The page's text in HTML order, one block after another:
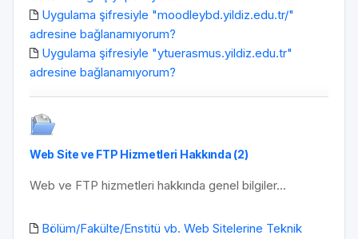
Uygulama şifresiyle "moodleybd.yildiz.edu.tr/"
adresine bağlanamıyorum?
Uygulama şifresiyle "ytuerasmus.yildiz.edu.tr"
adresine bağlanamıyorum?
Web Site ve FTP Hizmetleri Hakkında (2)
Web ve FTP hizmetleri hakkında genel bilgiler...
Bölüm/Fakülte/Enstitü vb. Web Sitelerine Teknik